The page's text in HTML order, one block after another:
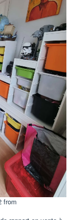
from